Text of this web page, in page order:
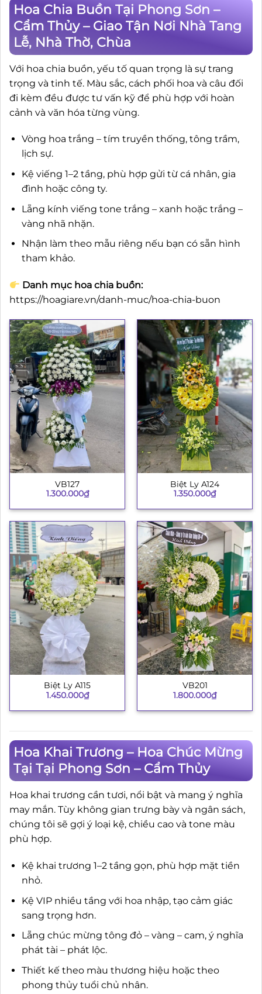
Hoa Chia Buồn Tại Phong Sơn –
Cẩm Thủy – Giao Tận Nơi Nhà Tang
Lễ, Nhà Thờ, Chùa
Với hoa chia buồn, yếu tố quan trọng là sự trang
trọng và tinh tế. Màu sắc, cách phối hoa và câu đối
đi kèm đều được tư vấn kỹ để phù hợp với hoàn
cảnh và văn hóa từng vùng.
Vòng hoa trắng – tím truyền thống, tông trầm,
lịch sự.
Kệ viếng 1–2 tầng, phù hợp gửi từ cá nhân, gia
đình hoặc công ty.
Lẵng kính viếng tone trắng – xanh hoặc trắng –
vàng nhã nhặn.
Nhận làm theo mẫu riêng nếu bạn có sẵn hình
tham khảo.
Danh mục hoa chia buồn:
https://hoagiare.vn/danh-muc/hoa-chia-buon
VB127
1.300.000₫
Biệt Ly A124
1.350.000₫
Biệt Ly A115
1.450.000₫
VB201
1.800.000₫
Hoa Khai Trương – Hoa Chúc Mừng
Tại Tại Phong Sơn – Cẩm Thủy
Hoa khai trương cần tươi, nổi bật và mang ý nghĩa
may mắn. Tùy không gian trưng bày và ngân sách,
chúng tôi sẽ gợi ý loại kệ, chiều cao và tone màu
phù hợp.
Kệ khai trương 1–2 tầng gọn, phù hợp mặt tiền
nhỏ.
Kệ VIP nhiều tầng với hoa nhập, tạo cảm giác
sang trọng hơn.
Lẵng chúc mừng tông đỏ – vàng – cam, ý nghĩa
phát tài – phát lộc.
Thiết kế theo màu thương hiệu hoặc theo
phong thủy tuổi chủ nhân.